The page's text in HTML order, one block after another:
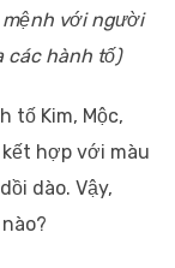
với người
các hành tố)
tố Kim, Mộc,
hợp với màu
dào. Vậy,